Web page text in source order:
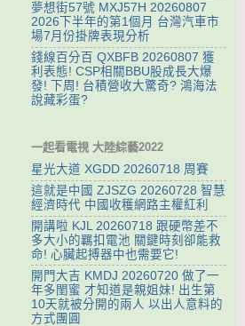
夢想街57號 MXJ57H 20260807
2026下半年的第1個月 台灣汽車市
場7月份掛牌表現分析
錢線百分百 QXBFB 20260807 獲
利表態! CSP相關BBU股成長大爆
發! 下周! 台積營收大驚奇? 鴻海法
說藏彩蛋?
一起看電視 大陸綜藝2022
星光大道 XGDD 20260718 周賽
這就是中國 ZJSZG 20260728 智慧
經濟時代 中國收穫網路主權紅利
開講啦 KJL 20260718 跟硬幣差不
多大小的羈扣電池 關鍵時刻卻能救
命! 心臟起搏器中也需要它!
開門大吉 KMDJ 20260720 做了一
年多閨蜜 才知道是親姐妹! 出生第
10天就被分開的兩人 以出人意料的
方式團圓